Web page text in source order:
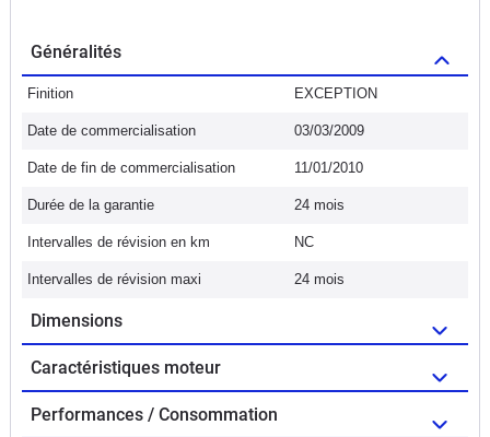
Généralités
Finition EXCEPTION
Date de commercialisation 03/03/2009
Date de fin de commercialisation 11/01/2010
Durée de la garantie 24 mois
Intervalles de révision en km NC
Intervalles de révision maxi 24 mois
Dimensions
Caractéristiques moteur
Performances / Consommation